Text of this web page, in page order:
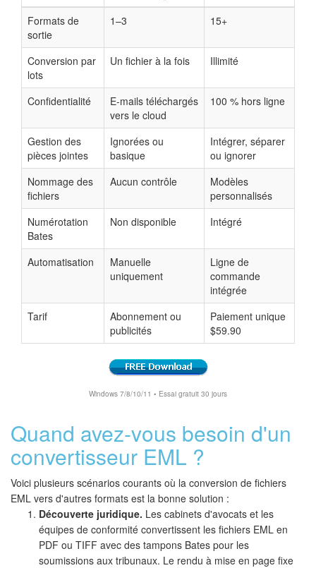
Formats de
sortie
1–3 15+
Conversion par
lots
Un fichier à la fois Illimité
Confidentialité
E-mails téléchargés
vers le cloud
100 % hors ligne
Gestion des
pièces jointes
Ignorées ou
basique
Intégrer, séparer
ou ignorer
Nommage des
fichiers
Aucun contrôle
Modèles
personnalisés
Numérotation
Bates
Non disponible Intégré
Automatisation
Manuelle
uniquement
Ligne de
commande
intégrée
Tarif
Abonnement ou
publicités
Paiement unique
$59.90
Windows 7/8/10/11 • Essai gratuit 30 jours
Quand avez-vous besoin d'un
convertisseur EML ?
Voici plusieurs scénarios courants où la conversion de fichiers
EML vers d'autres formats est la bonne solution :
Découverte juridique. Les cabinets d'avocats et les
équipes de conformité convertissent les fichiers EML en
PDF ou TIFF avec des tampons Bates pour les
soumissions aux tribunaux. Le rendu à mise en page fixe